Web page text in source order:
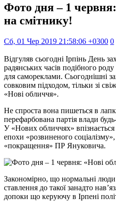
Фото дня – 1
на смітнику!
Сб, 01 Чер 2019 21:58:06 +0300 0
Відгуляв сьогодні Ірпінь День
радянських часів подібного
для самореклами. Сьогоднішні
совковим підходом, тільки зі
«Нові обличчя».
Не спроста вона пишеться в
перефарбована партія влади
У «Нових обличчях»
епохи «розвиненого соціалізму»,
«покращення» ПР Януковича.
Закономірно, що нормальні
ставлення до такої занадто
допоки що керуючу в Ірпені